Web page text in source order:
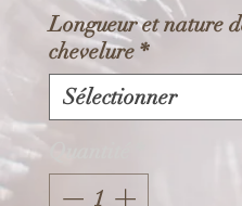
Longueur et nature
chevelure *